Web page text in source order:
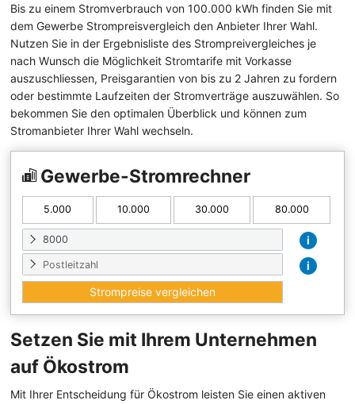
Bis zu einem Stromverbrauch von 100.000 kWh finden Sie mit
dem Gewerbe Strompreisvergleich den Anbieter Ihrer Wahl.
Nutzen Sie in der Ergebnisliste des Strompreivergleiches je
nach Wunsch die Möglichkeit Stromtarife mit Vorkasse
auszuschliessen, Preisgarantien von bis zu 2 Jahren zu fordern
oder bestimmte Laufzeiten der Stromverträge auszuwählen. So
bekommen Sie den optimalen Überblick und können zum
Stromanbieter Ihrer Wahl wechseln.
Gewerbe-Stromrechner
5.000 10.000 30.000 80.000
i
i
Setzen Sie mit Ihrem Unternehmen
auf Ökostrom
Mit Ihrer Entscheidung für Ökostrom leisten Sie einen aktiven